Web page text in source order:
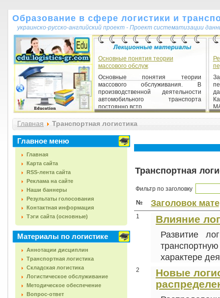
Образование в сфере логистики и
украинско-русско-английский проект - Проект систематизации
Основные понятия теории
массового обслуж
Основные понятия теории
массового обслуживания. В
производственной деятельности
автомобильного транспорта
постоянно встр...
Главная Транспортная логистика
Главное меню
Главная
Карта сайта
RSS-лента сайта
Реклама на сайте
Наши баннеры
Результаты голосования
Контактная информация
Тэги сайта (основные)
Материалы по логистике
Аннотации дисциплин
Транспортная логистика
Складская логистика
Логистическое обслуживание
Методическое обеспечение
Вопрос-ответ
Транспортная
Фильтр по заголовку
№
Заголовок
1 Влияние
Развитие
характере
2
Новые